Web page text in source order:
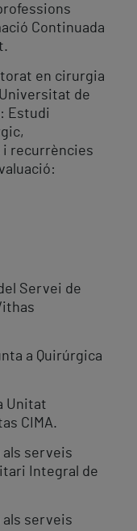
Continuada
en cirurgia
de
Estudi
i recurrències
Servei de
a Quirúrgica
Unitat
CIMA.
als serveis
Integral de
als serveis